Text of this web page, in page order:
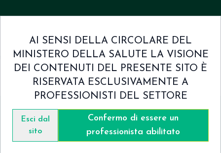
& CondizioniContatti
Catalogo
AI SENSI DELLA CIRCOLARE DEL
MINISTERO DELLA SALUTE LA VISIONE
DEI CONTENUTI DEL PRESENTE SITO È
RISERVATA ESCLUSIVAMENTE A
PROFESSIONISTI DEL SETTORE
Esci dal
sito
Confermo di essere un
professionista abilitato